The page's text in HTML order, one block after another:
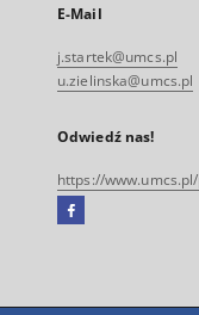
E-Mail
j.startek@umcs.pl
u.zielinska@umcs.pl
Odwiedź nas!
https://
Facebook
się